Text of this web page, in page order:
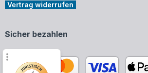
Vertrag widerrufen
Sicher bezahlen